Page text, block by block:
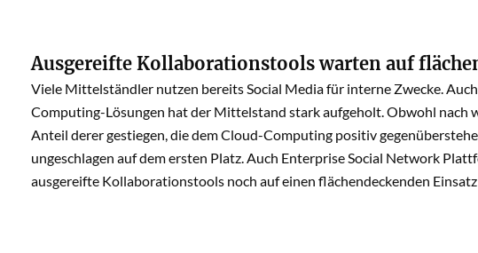
Ausgereifte Kollaborationstools warten auf
Viele Mittelständler nutzen bereits Social Media für interne Zwecke.
Computing-Lösungen hat der Mittelstand stark aufgeholt. Obwohl nach
Anteil derer gestiegen, die dem Cloud-Computing positiv
ungeschlagen auf dem ersten Platz. Auch Enterprise Social Network
ausgereifte Kollaborationstools noch auf einen flächendeckenden